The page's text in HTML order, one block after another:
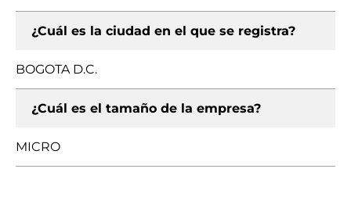
¿Cuál es la ciudad en el que se registra?
BOGOTA D.C.
¿Cuál es el tamaño de la empresa?
MICRO